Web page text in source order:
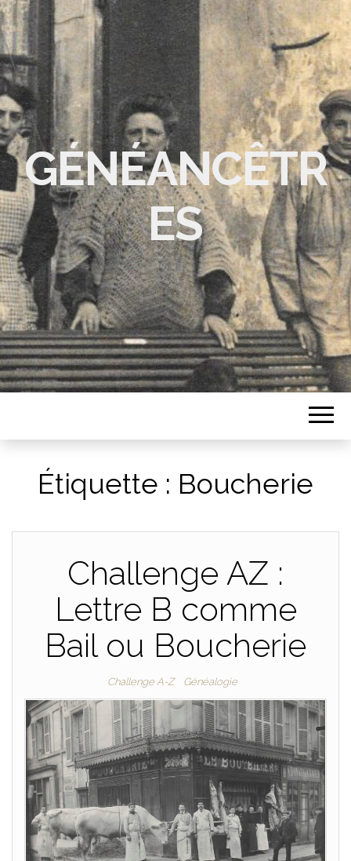
GÉNÉANCÊTR
ES
Étiquette : Boucherie
Challenge AZ :
Lettre B comme
Bail ou Boucherie
Challenge A-Z Généalogie